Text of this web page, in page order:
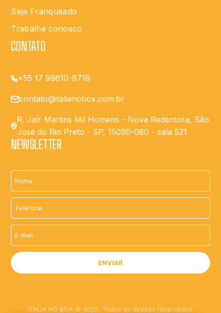
Seja Franqueado
Trabalhe conosco
CONTATO
+55 17 99610-8719
contato@italianobox.com.br
R. Jaír Martins Mil Homens - Nova Redentora, São
José do Rio Preto - SP, 15090-080 - sala 521
NEWSLETTER
ITALIA NO BOX © 2025. Todos os direitos reservados.